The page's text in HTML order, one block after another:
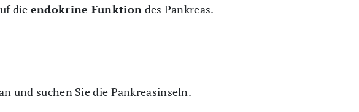
die endokrine Funktion des Pankreas.
und suchen Sie die Pankreasinseln.